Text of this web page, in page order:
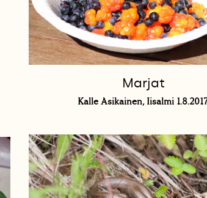
Marjat
Kalle Asikainen, Iisalmi